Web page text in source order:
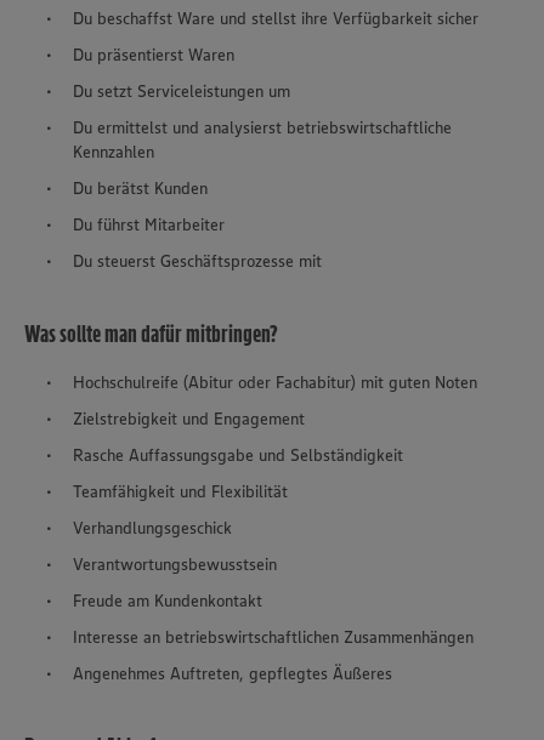
Du beschaffst Ware und stellst ihre Verfügbarkeit sicher
Du präsentierst Waren
Du setzt Serviceleistungen um
Du ermittelst und analysierst betriebswirtschaftliche
Kennzahlen
Du berätst Kunden
Du führst Mitarbeiter
Du steuerst Geschäftsprozesse mit
Was sollte man dafür mitbringen?
Hochschulreife (Abitur oder Fachabitur) mit guten Noten
Zielstrebigkeit und Engagement
Rasche Auffassungsgabe und Selbständigkeit
Teamfähigkeit und Flexibilität
Verhandlungsgeschick
Verantwortungsbewusstsein
Freude am Kundenkontakt
Interesse an betriebswirtschaftlichen Zusammenhängen
Angenehmes Auftreten, gepflegtes Äußeres